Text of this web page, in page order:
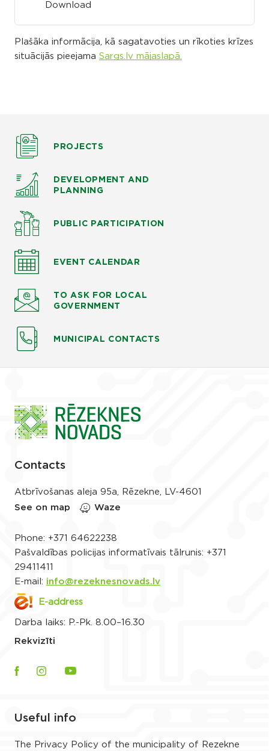
Download
Plašāka informācija, kā sagatavoties un rīkoties krīzes
situācijās pieejama Sargs.lv mājaslapā.
PROJECTS
DEVELOPMENT AND
PLANNING
PUBLIC PARTICIPATION
EVENT CALENDAR
TO ASK FOR LOCAL
GOVERNMENT
MUNICIPAL CONTACTS
Contacts
Atbrīvošanas aleja 95a, Rēzekne, LV-4601
See on map
Waze
Phone: +371 64622238
Pašvaldības policijas informatīvais tālrunis: +371
29411411
E-mail: info@rezeknesnovads.lv
E-address
Darba laiks: P.-Pk. 8.00–16.30
Rekvizīti
Useful info
The Privacy Policy of the municipality of Rezekne